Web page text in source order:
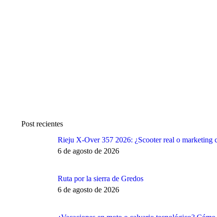
Post recientes
Rieju X-Over 357 2026: ¿Scooter real o marketing
6 de agosto de 2026
Ruta por la sierra de Gredos
6 de agosto de 2026